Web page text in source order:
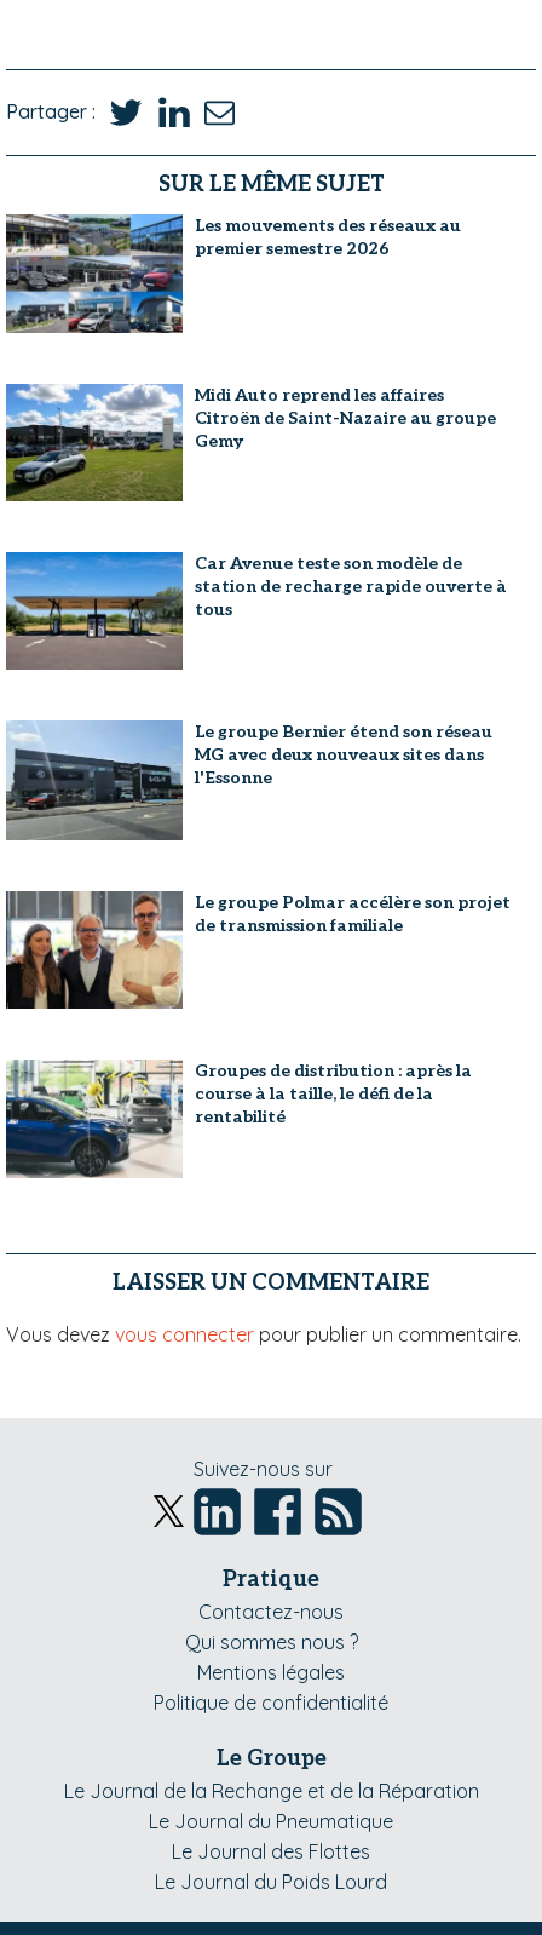
Partager :
SUR LE MÊME SUJET
Les mouvements des réseaux au
premier semestre 2026
Midi Auto reprend les affaires
Citroën de Saint-Nazaire au groupe
Gemy
Car Avenue teste son modèle de
station de recharge rapide ouverte à
tous
Le groupe Bernier étend son réseau
MG avec deux nouveaux sites dans
l'Essonne
Le groupe Polmar accélère son projet
de transmission familiale
Groupes de distribution : après la
course à la taille, le défi de la
rentabilité
LAISSER UN COMMENTAIRE
Vous devez vous connecter pour publier un commentaire.
Suivez-nous sur
Pratique
Contactez-nous
Qui sommes nous ?
Mentions légales
Politique de confidentialité
Le Groupe
Le Journal de la Rechange et de la Réparation
Le Journal du Pneumatique
Le Journal des Flottes
Le Journal du Poids Lourd